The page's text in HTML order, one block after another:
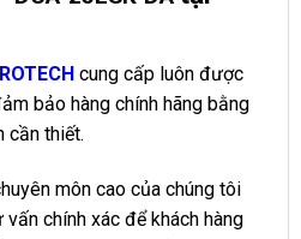
cung cấp luôn được
bảo hàng chính hãng bằng
cần thiết.
môn cao của chúng tôi
chính xác để khách hàng